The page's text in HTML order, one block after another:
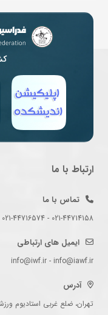
ارتباط با ما
تماس با ما
021-44714158 - 021-44716574 - 021-44714489
ایمیل های ارتباطی
info@iwf.ir - info@iawf.ir
آدرس
تهران، ضلع غربی استادیوم